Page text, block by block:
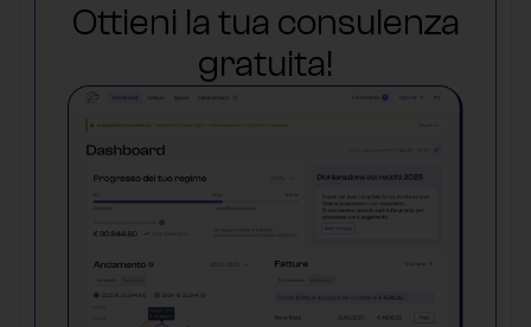
Ottieni la tua consulenza
gratuita!